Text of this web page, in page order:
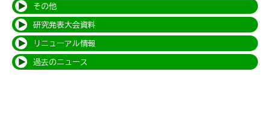
その他
研究発表大会資料
リニューアル情報
過去のニュース